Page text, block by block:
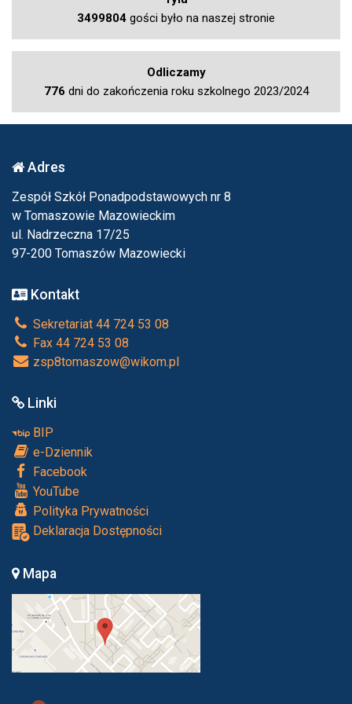
3499804 gości było na naszej stronie
Odliczamy
776 dni do zakończenia roku szkolnego 2023/2024
Adres
Zespół Szkół Ponadpodstawowych nr 8
w Tomaszowie Mazowieckim
ul. Nadrzeczna 17/25
97-200 Tomaszów Mazowiecki
Kontakt
Sekretariat 44 724 53 08
Fax 44 724 53 08
zsp8tomaszow@wikom.pl
Linki
BIP
e-Dziennik
Facebook
YouTube
Polityka Prywatności
Deklaracja Dostępności
Mapa